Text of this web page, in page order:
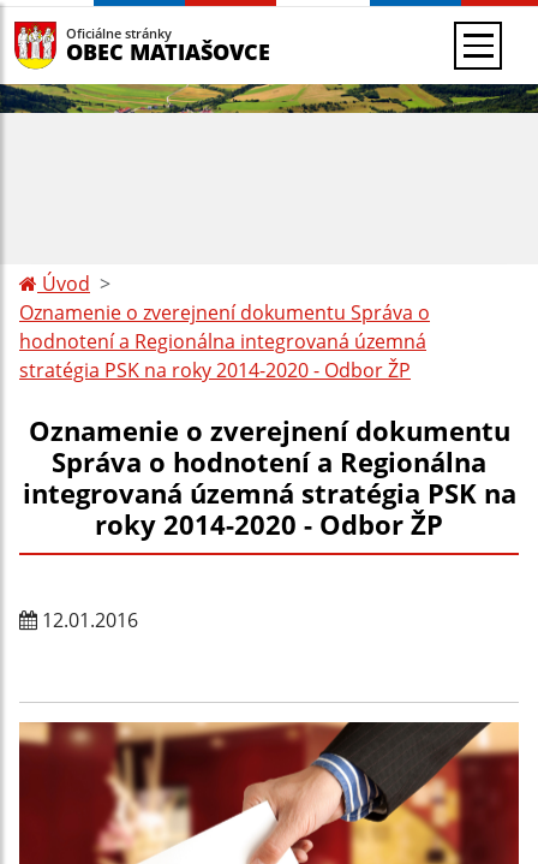
Oficiálne stránky
OBEC MATIAŠOVCE
Úvod
Oznamenie o zverejnení dokumentu Správa o
hodnotení a Regionálna integrovaná územná
stratégia PSK na roky 2014-2020 - Odbor ŽP
Oznamenie o zverejnení dokumentu
Správa o hodnotení a Regionálna
integrovaná územná stratégia PSK na
roky 2014-2020 - Odbor ŽP
12.01.2016